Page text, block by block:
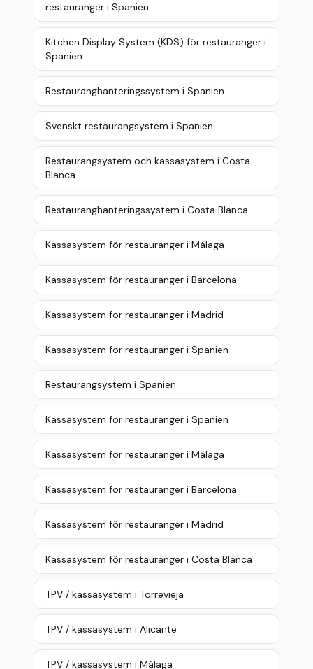
restauranger i Spanien
Kitchen Display System (KDS) för restauranger i
Spanien
Restauranghanteringssystem i Spanien
Svenskt restaurangsystem i Spanien
Restaurangsystem och kassasystem i Costa
Blanca
Restauranghanteringssystem i Costa Blanca
Kassasystem för restauranger i Málaga
Kassasystem för restauranger i Barcelona
Kassasystem för restauranger i Madrid
Kassasystem för restauranger i Spanien
Restaurangsystem i Spanien
Kassasystem för restauranger i Spanien
Kassasystem för restauranger i Málaga
Kassasystem för restauranger i Barcelona
Kassasystem för restauranger i Madrid
Kassasystem för restauranger i Costa Blanca
TPV / kassasystem i Torrevieja
TPV / kassasystem i Alicante
TPV / kassasystem i Málaga